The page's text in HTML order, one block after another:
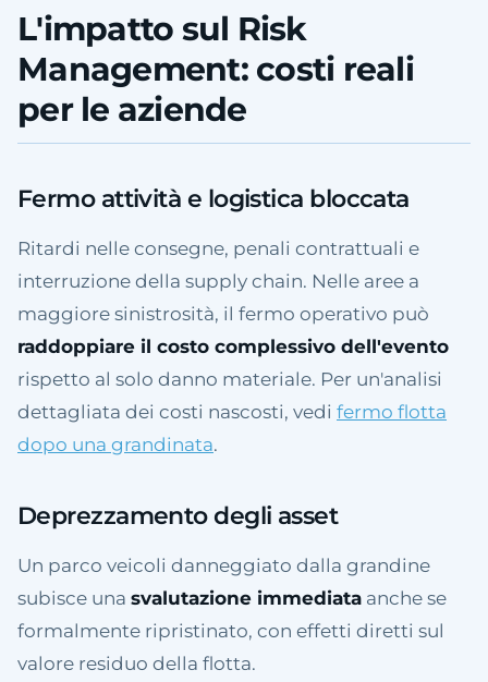
L'impatto sul Risk
Management: costi reali
per le aziende
Fermo attività e logistica bloccata
Ritardi nelle consegne, penali contrattuali e
interruzione della supply chain. Nelle aree a
maggiore sinistrosità, il fermo operativo può
raddoppiare il costo complessivo dell'evento
rispetto al solo danno materiale. Per un'analisi
dettagliata dei costi nascosti, vedi fermo flotta
dopo una grandinata.
Deprezzamento degli asset
Un parco veicoli danneggiato dalla grandine
subisce una svalutazione immediata anche se
formalmente ripristinato, con effetti diretti sul
valore residuo della flotta.